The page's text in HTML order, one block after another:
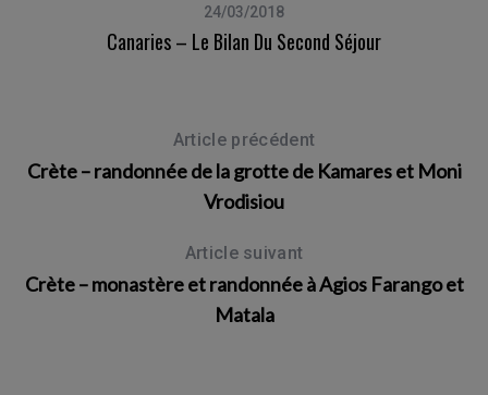
24/03/2018
Canaries – Le Bilan Du Second Séjour
Article précédent
Crète – randonnée de la grotte de Kamares et Moni
Vrodisiou
Article suivant
Crète – monastère et randonnée à Agios Farango et
Matala